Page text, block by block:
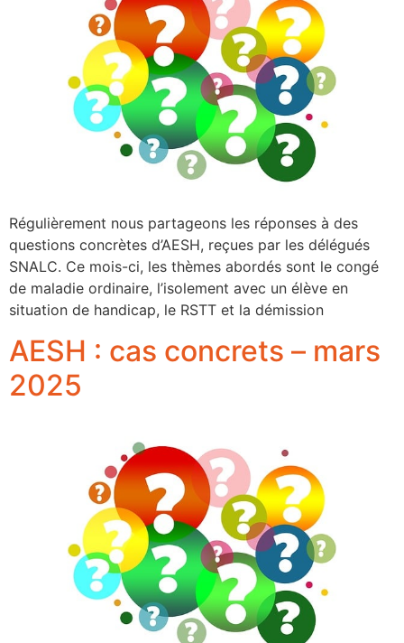
Régulièrement nous partageons les réponses à des
questions concrètes d’AESH, reçues par les délégués
SNALC. Ce mois-ci, les thèmes abordés sont le congé
de maladie ordinaire, l’isolement avec un élève en
situation de handicap, le RSTT et la démission
AESH : cas concrets – mars
2025